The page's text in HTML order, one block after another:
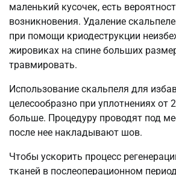
маленький кусочек, есть
возникновения. Удаление
при помощи криодеструкции
жировиках на спине больших
травмировать.
Использование скальпеля для
целесообразно при уплотнениях от
больше. Процедуру проводят под
после нее накладывают шов.
Чтобы ускорить процесс
тканей в послеоперационном